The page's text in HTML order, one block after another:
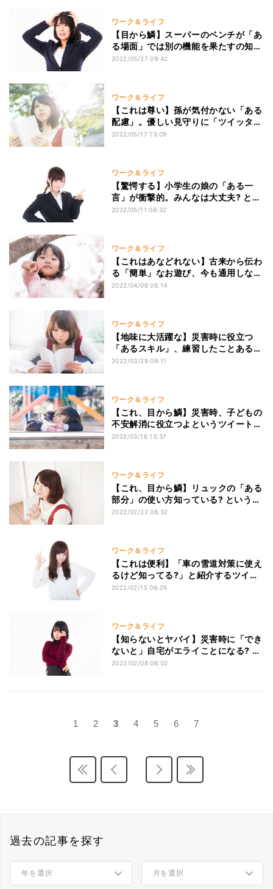
ワーク＆ライフ
【目から鱗】スーパーのベンチが「あ
る場面」では別の機能を果たすの知っ
ている? と指摘。驚愕の事実→「見え
2022/05/27 09:42
ワーク＆ライフ
【これは尊い】孫が気付かない「ある
配慮」。優しい見守りに「ツイッター
やってて良かった」「愛だ」「中の人
2022/05/17 13:09
ワーク＆ライフ
【驚愕する】小学生の娘の「ある一
言」が衝撃的。みんなは大丈夫? と危
惧する投稿に「これは危険な兆候」
報過多の落とし穴」と物議
2022/05/11 08:32
ワーク＆ライフ
【これはあなどれない】古来から伝わ
る「簡単」なお遊び、今も通用しな
い? という指摘に「子どもだけじゃな
2022/04/06 06:14
ワーク＆ライフ
【地味に大活躍な】災害時に役立つ
「あるスキル」、練習したことある?
という指摘に「やったことないので習
2022/03/29 09:11
ワーク＆ライフ
【これ、目から鱗】災害時、子どもの
不安解消に役立つよというツイート
に、「大切なこと」「こんな使い方
2022/03/16 13:37
ワーク＆ライフ
【これ、目から鱗】リュックの「ある
部分」の使い方知っている? というツ
イートに、「便利そう「どこで買え
2022/02/22 06:32
ワーク＆ライフ
【これは便利】「車の雪道対策に使え
るけど知ってる?」と紹介するツイー
トへ、「大活躍です」「値段も手ご
2022/02/15 06:05
ワーク＆ライフ
【知らないとヤバイ】災害時に「でき
ないと」自宅がエライことになる? あ
る対処法を紹介したツイートに、「勘
2022/02/08 06:02
1 2 3 4 5 6 7
過去の記事を探す